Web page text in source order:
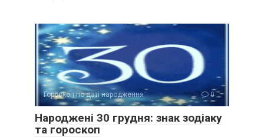
Гороскоп по даті народження 0
Народжені 30 грудня: знак зодіаку
та гороскоп